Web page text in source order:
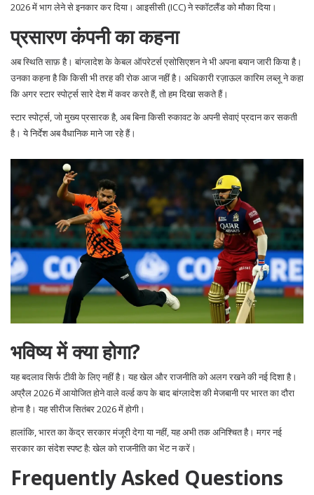
2026 में भाग लेने से इनकार कर दिया। आइसीसी (ICC) ने स्कॉटलैंड को मौका दिया।
प्रसारण कंपनी का कहना
अब स्थिति साफ़ है। बांग्लादेश के केबल ऑपरेटर्स एसोसिएशन ने भी अपना बयान जारी किया है।
उनका कहना है कि किसी भी तरह की रोक आज नहीं है। अधिकारी रज़ाऊल कारिम लब्लू ने कहा
कि अगर स्टार स्पोर्ट्स सारे देश में कवर करते हैं, तो हम दिखा सकते हैं।
स्टार स्पोर्ट्स, जो मुख्य प्रसारक है, अब बिना किसी रुकावट के अपनी सेवाएं प्रदान कर सकती
है। ये निर्देश अब वैधानिक माने जा रहे हैं।
भविष्य में क्या होगा?
यह बदलाव सिर्फ टीवी के लिए नहीं है। यह खेल और राजनीति को अलग रखने की नई दिशा है।
अप्रैल 2026 में आयोजित होने वाले वर्ल्ड कप के बाद बांग्लादेश की मेजबानी पर भारत का दौरा
होना है। यह सीरीज सितंबर 2026 में होगी।
हालांकि, भारत का केंद्र सरकार मंजूरी देगा या नहीं, यह अभी तक अनिश्चित है। मगर नई
सरकार का संदेश स्पष्ट है: खेल को राजनीति का भेंट न करें।
Frequently Asked Questions